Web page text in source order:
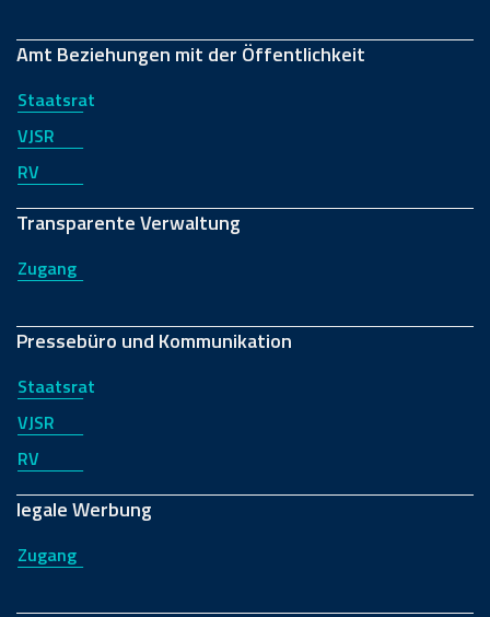
Amt Beziehungen mit der Öffentlichkeit
Staatsrat
VJSR
RV
Transparente Verwaltung
Zugang
Pressebüro und Kommunikation
Staatsrat
VJSR
RV
legale Werbung
Zugang